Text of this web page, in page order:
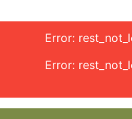
Error:
Error: